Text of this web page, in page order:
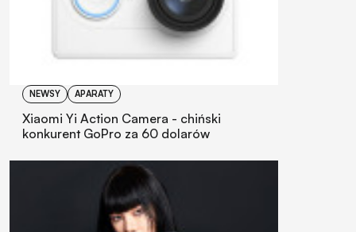
NEWSY APARATY
Xiaomi Yi Action Camera - chiński
konkurent GoPro za 60 dolarów